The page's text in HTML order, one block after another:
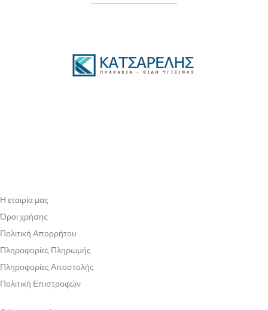
Η εταιρία μας
Όροι χρήσης
Πολιτική Απορρήτου
Πληροφορίες Πληρωμής
Πληροφορίες Αποστολής
Πολιτική Επιστροφών